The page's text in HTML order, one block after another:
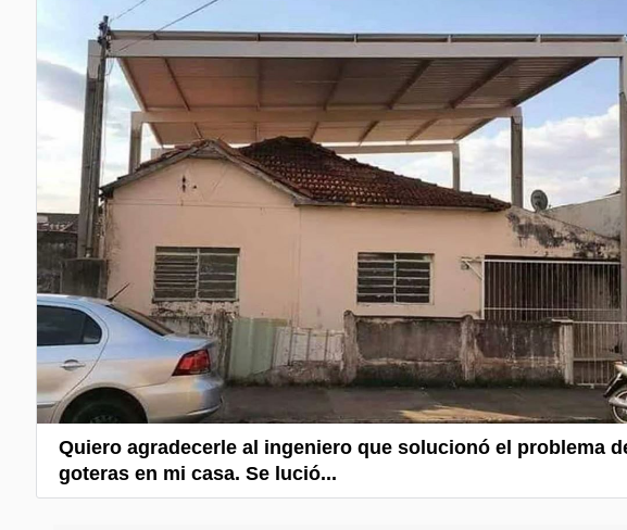
Quiero agradecerle al ingeniero que solucionó el problema
goteras en mi casa. Se lució...